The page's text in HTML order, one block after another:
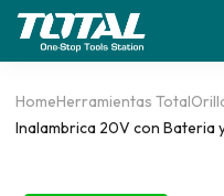
HomeHerramientas Total
Inalambrica 20V con Bateria